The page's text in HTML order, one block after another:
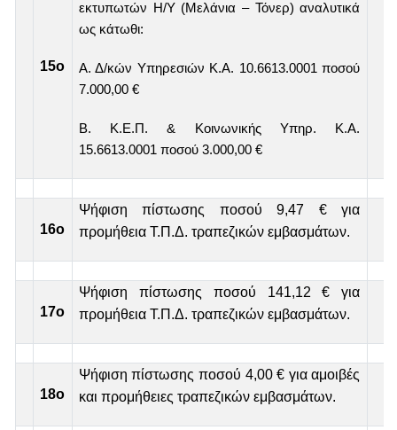
15ο
εκτυπωτών Η/Υ (Μελάνια – Τόνερ) αναλυτικά
ως κάτωθι:
Α. Δ/κών Υπηρεσιών Κ.Α. 10.6613.0001 ποσού
7.000,00 €
Β. Κ.Ε.Π. & Κοινωνικής Υπηρ. Κ.Α.
15.6613.0001 ποσού 3.000,00 €
16ο
Ψήφιση πίστωσης ποσού 9,47 € για
προμήθεια Τ.Π.Δ. τραπεζικών εμβασμάτων.
17ο
Ψήφιση πίστωσης ποσού 141,12 € για
προμήθεια Τ.Π.Δ. τραπεζικών εμβασμάτων.
18ο
Ψήφιση πίστωσης ποσού 4,00 € για αμοιβές
και προμήθειες τραπεζικών εμβασμάτων.